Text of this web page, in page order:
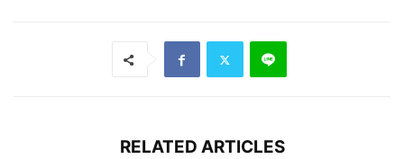
RELATED ARTICLES